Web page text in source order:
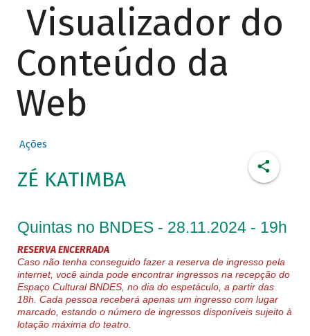
Visualizador do
Conteúdo da
Web
Ações
ZÉ KATIMBA
Quintas no BNDES - 28.11.2024 - 19h
RESERVA ENCERRADA
Caso não tenha conseguido fazer a reserva de ingresso pela
internet, você ainda pode encontrar ingressos na recepção do
Espaço Cultural BNDES, no dia do espetáculo, a partir das
18h. Cada pessoa receberá apenas um ingresso com lugar
marcado, estando o número de ingressos disponíveis sujeito à
lotação máxima do teatro.